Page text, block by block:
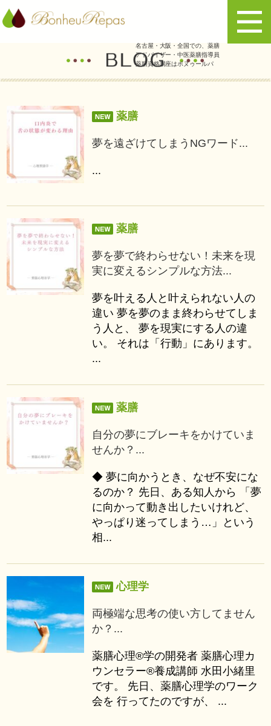
名古屋・大阪・全国での、薬膳
アドバイザー・中医薬膳指導員
薬膳資格講座はボヌゥールパ
薬膳
夢を遠ざけてしまうNGワード...
...
薬膳
夢を夢で終わらせない！未来を現
実に変えるシンプルな方法...
夢を叶える人と叶えられない人の
違い 夢を夢のまま終わらせてしま
う人と、 夢を現実にする人の違
い。 それは「行動」にあります。
...
薬膳
自分の夢にブレーキをかけていま
せんか？...
◆ 夢に向かうとき、なぜ不安にな
るのか？ 先日、ある知人から 「夢
に向かって動き出したいけれど、
やっぱり迷ってしまう…」という
相...
心理学
両極端な思考の使い方してません
か？...
薬膳心理®学の開発者 薬膳心理カ
ウンセラー®養成講師 水田小緒里
です。 先日、薬膳心理学のワーク
会を 行ってたのですが、 ...